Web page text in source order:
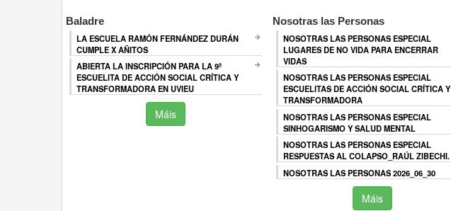
Baladre
LA ESCUELA RAMÓN FERNÁNDEZ DURÁN
CUMPLE X AÑITOS
ABIERTA LA INSCRIPCIÓN PARA LA 9ª
ESCUELITA DE ACCIÓN SOCIAL CRÍTICA Y
TRANSFORMADORA EN UVIEU
Máis
Nosotras las Personas
NOSOTRAS LAS PERSONAS ESPECIAL
LUGARES DE NO VIDA PARA ENCERRAR
VIDAS
NOSOTRAS LAS PERSONAS ESPECIAL
ESCUELITAS DE ACCIÓN SOCIAL CRÍTICA Y
TRANSFORMADORA
NOSOTRAS LAS PERSONAS ESPECIAL
SINHOGARISMO Y SALUD MENTAL
NOSOTRAS LAS PERSONAS ESPECIAL
RESPUESTAS AL COLAPSO_RAÚL ZIBECHI.
NOSOTRAS LAS PERSONAS 2026_06_30
Máis